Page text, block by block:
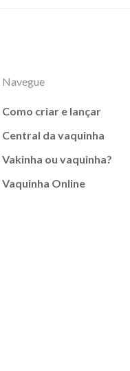
Navegue
Como criar e lançar
Central da vaquinha
Vakinha ou vaquinha?
Vaquinha Online